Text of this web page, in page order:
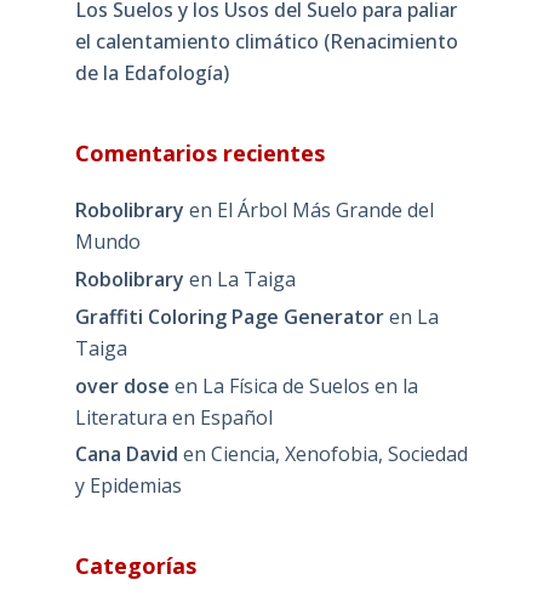
Los Suelos y los Usos del Suelo para paliar
el calentamiento climático (Renacimiento
de la Edafología)
Comentarios recientes
Robolibrary en El Árbol Más Grande del
Mundo
Robolibrary en La Taiga
Graffiti Coloring Page Generatoren La
Taiga
over dose en La Física de Suelos en la
Literatura en Español
Cana David en Ciencia, Xenofobia, Sociedad
y Epidemias
Categorías